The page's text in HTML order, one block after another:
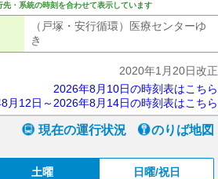
・系統の時刻を合わせて表示しています
（戸塚・安行循環）医療センターゆ
き
2020年1月20日改正
2026年8月10日の時刻表はこちら
月12日～2026年8月14日の時刻表はこちら
現在の運行状況 のりば地図
土曜 日曜/祝日